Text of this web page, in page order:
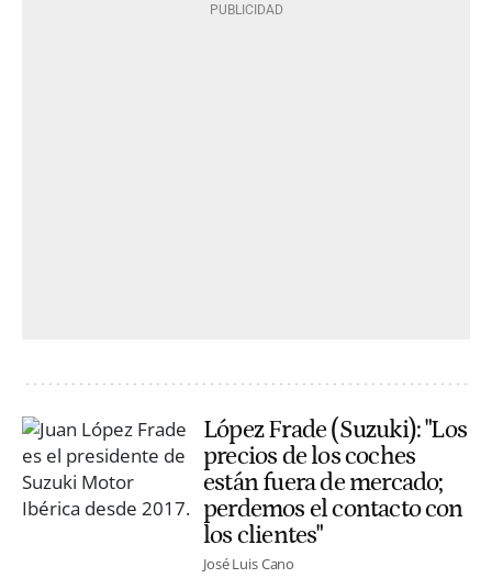
López Frade (Suzuki): "Los
precios de los coches
están fuera de mercado;
perdemos el contacto con
los clientes"
José Luis Cano